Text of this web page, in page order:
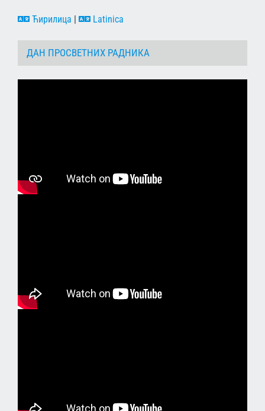
Ћирилица Latinica
ДАН ПРОСВЕТНИХ РАДНИКА